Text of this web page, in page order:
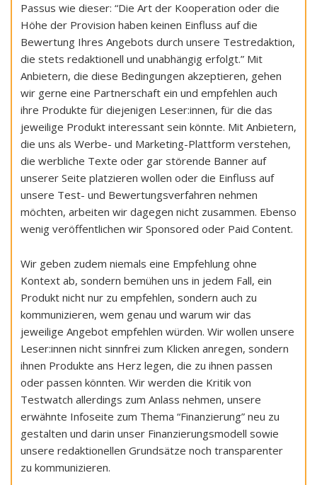
Passus wie dieser: “Die Art der Kooperation oder die
Höhe der Provision haben keinen Einfluss auf die
Bewertung Ihres Angebots durch unsere Testredaktion,
die stets redaktionell und unabhängig erfolgt.” Mit
Anbietern, die diese Bedingungen akzeptieren, gehen
wir gerne eine Partnerschaft ein und empfehlen auch
ihre Produkte für diejenigen Leser:innen, für die das
jeweilige Produkt interessant sein könnte. Mit Anbietern,
die uns als Werbe- und Marketing-Plattform verstehen,
die werbliche Texte oder gar störende Banner auf
unserer Seite platzieren wollen oder die Einfluss auf
unsere Test- und Bewertungsverfahren nehmen
möchten, arbeiten wir dagegen nicht zusammen. Ebenso
wenig veröffentlichen wir Sponsored oder Paid Content.
Wir geben zudem niemals eine Empfehlung ohne
Kontext ab, sondern bemühen uns in jedem Fall, ein
Produkt nicht nur zu empfehlen, sondern auch zu
kommunizieren, wem genau und warum wir das
jeweilige Angebot empfehlen würden. Wir wollen unsere
Leser:innen nicht sinnfrei zum Klicken anregen, sondern
ihnen Produkte ans Herz legen, die zu ihnen passen
oder passen könnten. Wir werden die Kritik von
Testwatch allerdings zum Anlass nehmen, unsere
erwähnte Infoseite zum Thema “Finanzierung” neu zu
gestalten und darin unser Finanzierungsmodell sowie
unsere redaktionellen Grundsätze noch transparenter
zu kommunizieren.